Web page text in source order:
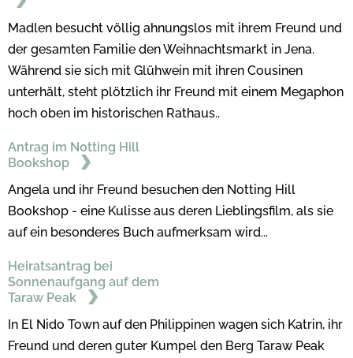
Madlen besucht völlig ahnungslos mit ihrem Freund und
der gesamten Familie den Weihnachtsmarkt in Jena.
Während sie sich mit Glühwein mit ihren Cousinen
unterhält, steht plötzlich ihr Freund mit einem Megaphon
hoch oben im historischen Rathaus..
Antrag im Notting Hill
Bookshop
Angela und ihr Freund besuchen den Notting Hill
Bookshop - eine Kulisse aus deren Lieblingsfilm, als sie
auf ein besonderes Buch aufmerksam wird...
Heiratsantrag bei
Sonnenaufgang auf dem
Taraw Peak
In El Nido Town auf den Philippinen wagen sich Katrin, ihr
Freund und deren guter Kumpel den Berg Taraw Peak